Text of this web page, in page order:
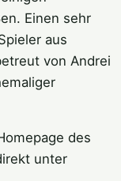
Einen sehr
aus
von Andrei
des
unter